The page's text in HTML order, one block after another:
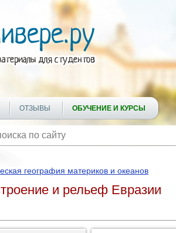
ОТЗЫВЫ ОБУЧЕНИЕ И КУРСЫ
география материков и океанов
и рельеф Евразии